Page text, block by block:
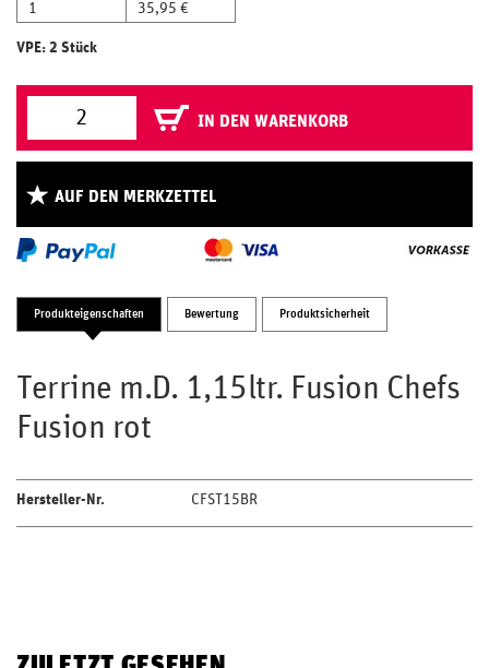
1
35,95 €
VPE: 2 Stück
IN DEN WARENKORB
AUF DEN MERKZETTEL
Produkteigenschaften Bewertung Produktsicherheit
Terrine m.D. 1,15ltr. Fusion Chefs
Fusion rot
Hersteller-Nr. CFST15BR